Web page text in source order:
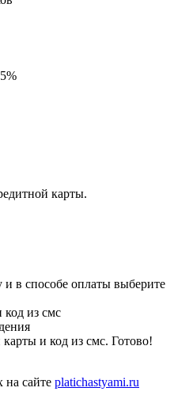
карты.
в способе оплаты выберите
код из смс
и код из смс. Готово!
на сайте platichastyami.ru